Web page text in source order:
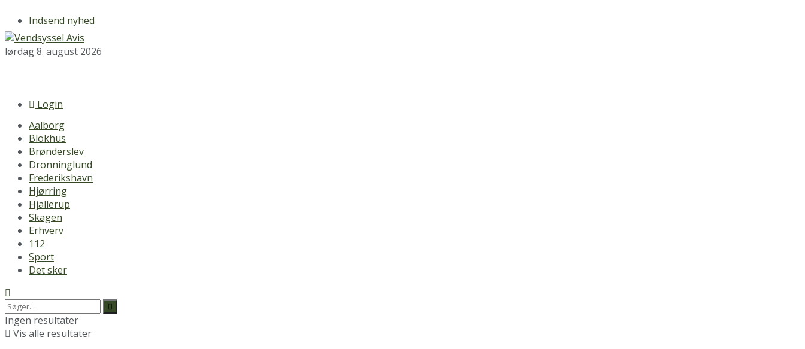
Indsend nyhed
lørdag 8. august 2026
Login
Aalborg
Blokhus
Brønderslev
Dronninglund
Frederikshavn
Hjørring
Hjallerup
Skagen
Erhverv
112
Sport
Det sker
Ingen resultater
Vis alle resultater